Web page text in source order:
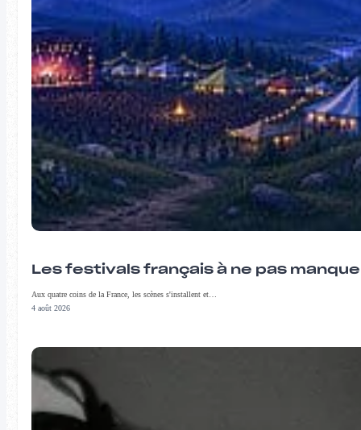
Les festivals français à ne pas
Aux quatre coins de la France, les scènes s'installent et…
4 août 2026